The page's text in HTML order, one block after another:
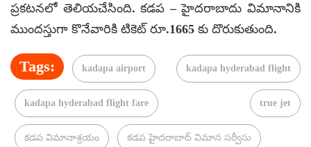
ప్రకటనలో తెలియచేసింది. కడప – హైదరాబాదు విమానానికి
ముందస్తుగా కొనేవారికి టికెట్ రూ.1665 కు దొరుకుతుంది.
Tags: kadapa airport kadapa hyderabad flight
kadapa hyderabad flight fare true jet
కడప విమానాశ్రయం కడప హైదరాబాద్ విమాన సర్వీసు